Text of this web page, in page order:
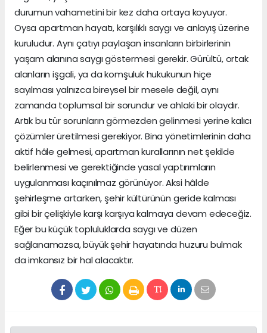
durumun vahametini bir kez daha ortaya koyuyor.
Oysa apartman hayatı, karşılıklı saygı ve anlayış üzerine
kuruludur. Aynı çatıyı paylaşan insanların birbirlerinin
yaşam alanına saygı göstermesi gerekir. Gürültü, ortak
alanların işgali, ya da komşuluk hukukunun hiçe
sayılması yalnızca bireysel bir mesele değil, aynı
zamanda toplumsal bir sorundur ve ahlaki bir olaydır.
Artık bu tür sorunların görmezden gelinmesi yerine kalıcı
çözümler üretilmesi gerekiyor. Bina yönetimlerinin daha
aktif hâle gelmesi, apartman kurallarının net şekilde
belirlenmesi ve gerektiğinde yasal yaptırımların
uygulanması kaçınılmaz görünüyor. Aksi hâlde
şehirleşme artarken, şehir kültürünün geride kalması
gibi bir çelişkiyle karşı karşıya kalmaya devam edeceğiz.
Eğer bu küçük topluluklarda saygı ve düzen
sağlanamazsa, büyük şehir hayatında huzuru bulmak
da imkansız bir hal alacaktır.